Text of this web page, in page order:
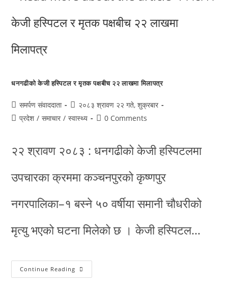
धनगढीको केजी हस्पिटल र मृतक पक्षबीच २२ लाखमा मिलापत्र
समर्पण संवाददाता
२०८३ श्रावण २२ गते, शुक्रबार
प्रदेश / समाचार / स्वास्थ्य 0 Comments
२२ श्रावण २०८३ : धनगढीको केजी हस्पिटलमा
उपचारका क्रममा कञ्चनपुरको कृष्णपुर
नगरपालिका–१ बस्ने ५० वर्षीया समानी चौधरीको
मृत्यु भएको घटना मिलेको छ । केजी हस्पिटल…
Continue Reading